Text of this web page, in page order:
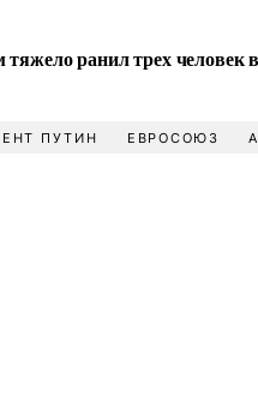
ранил трех человек в
ПУТИН ЕВРОСОЮЗ